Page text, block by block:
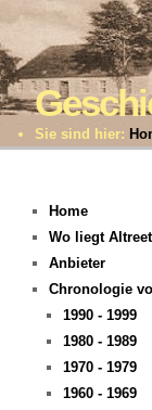
Sie sind hier:
Home
Wo liegt
Anbieter
Chronologie
1990 - 1999
1980 - 1989
1970 - 1979
1960 - 1969